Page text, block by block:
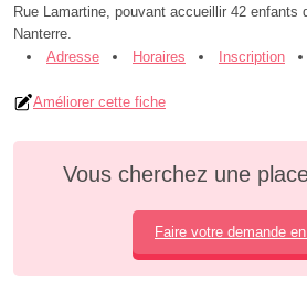
Rue Lamartine, pouvant accueillir 42 enfants
Nanterre.
Adresse
Horaires Inscription
Améliorer cette fiche
Vous cherchez une
Faire votre demande